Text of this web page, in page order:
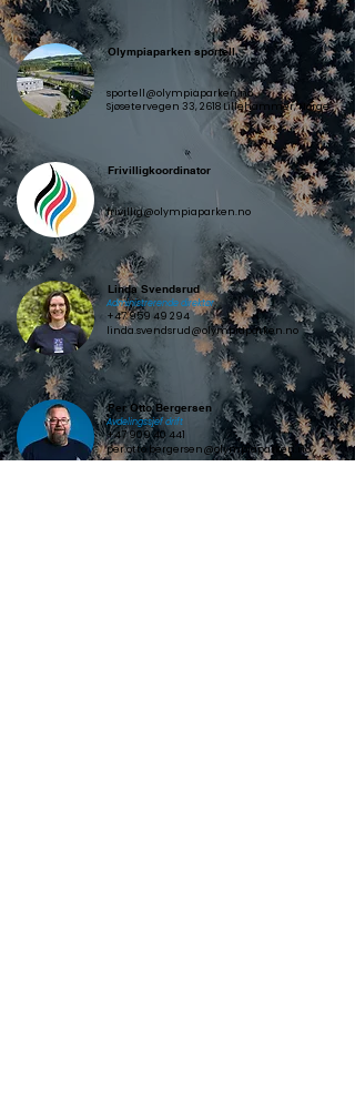
Olympiaparken sportell
sportell@olympiaparken.no
Sjøsetervegen 33, 2618 Lillehammer, Norge
Frivilligkoordinator
frivillig@olympiaparken.no
Linda Svendsrud
Administrerende direktør
+47 959 49 294
linda.svendsrud@olympiaparken.no
Per Otto Bergersen
Avdelingssjef drift
+47 909 40 441
per.otto.bergersen@olympiaparken.no